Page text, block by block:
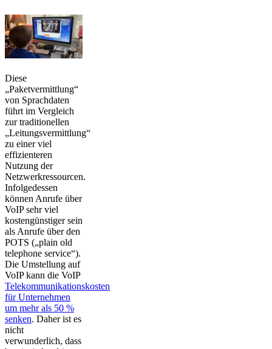
Diese
„Paketvermittlung“
von Sprachdaten
führt im Vergleich
zur traditionellen
„Leitungsvermittlung“
zu einer viel
effizienteren
Nutzung der
Netzwerkressourcen.
Infolgedessen
können Anrufe über
VoIP sehr viel
kostengünstiger sein
als Anrufe über den
POTS („plain old
telephone service“).
Die Umstellung auf
VoIP kann die VoIP
Telekommunikationskosten
für Unternehmen
um mehr als 50 %
senken. Daher ist es
nicht
verwunderlich, dass